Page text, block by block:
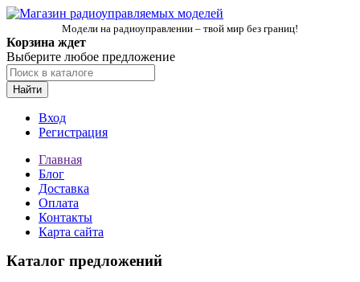
Модели на радиоуправлении – твой мир без границ!
Корзина ждет
Выберите любое предложение
Найти
Вход
Регистрация
Главная
Блог
Доставка
Оплата
Контакты
Карта сайта
Каталог предложений